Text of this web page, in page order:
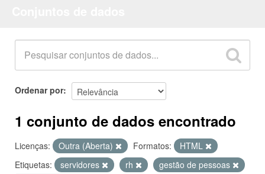
Grupos
Sobre
Ordenar por
1 conjunto de dados encontrado
Licenças: Outra (Aberta) Formatos:
HTML
Etiquetas:
servidores rh
gestão de pessoas